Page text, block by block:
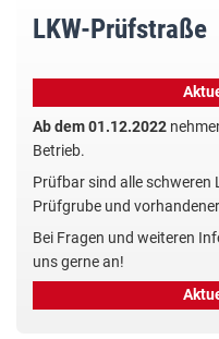
LKW-Prüfstraße
Ab dem 01.12.2022
Betrieb.
Prüfbar sind alle schweren
Prüfgrube und
Bei Fragen und weiteren
uns gerne an!